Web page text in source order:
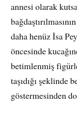
annesi olarak
daha henüz İsa
öncesinde
betimlenmiş
taşıdığı şeklinde
göstermesinden